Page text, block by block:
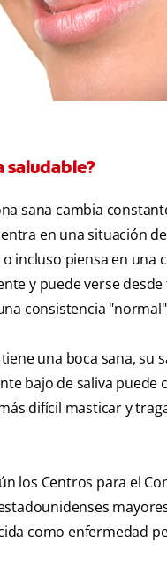
saludable?
sana cambia
en una situación
incluso piensa en una
y puede verse
consistencia
una boca sana,
bajo de saliva puede
difícil masticar y
los Centros para el
como enfermedad